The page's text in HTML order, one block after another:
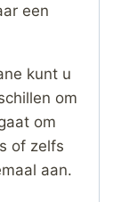
een
kunt u
om
om
of zelfs
aan.